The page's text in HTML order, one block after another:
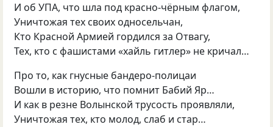
И об УПА, что шла под красно-чёрным флагом,
Уничтожая тех своих односельчан,
Кто Красной Армией гордился за Отвагу,
Тех, кто с фашистами «хайль гитлер» не кричал…
Про то, как гнусные бандеро-полицаи
Вошли в историю, что помнит Бабий Яр…
И как в резне Волынской трусость проявляли,
Уничтожая тех, кто молод, слаб и стар…